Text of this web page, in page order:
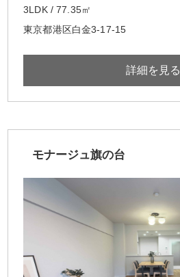
3LDK / 77.35㎡
東京都港区白金3-17-15
詳細を見る
モナージュ旗の台